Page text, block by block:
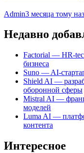
Admin3 месяца тому
Недавно
Factorial — HR-
бизнеса
Suno — AI-
Shield AI —
оборонной сферы
Mistral AI —
моделей
Luma AI —
контента
Интересное